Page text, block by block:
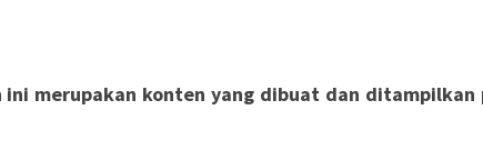
ini merupakan konten yang dibuat dan